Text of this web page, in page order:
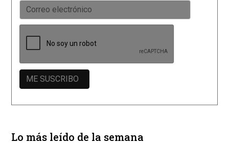
Lo más leído de la semana